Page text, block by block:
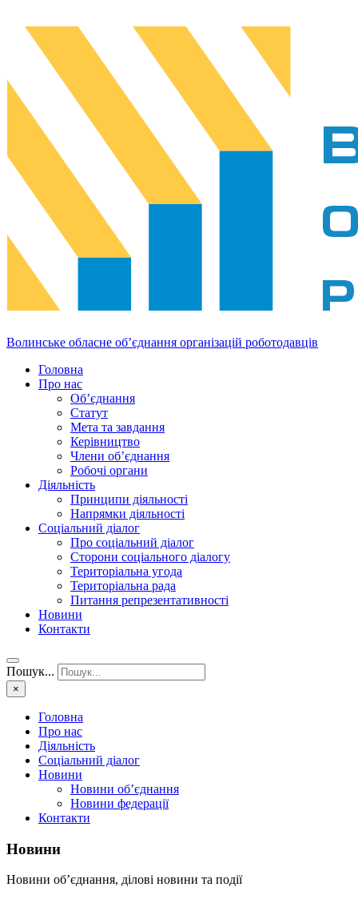
Волинське обласне об’єднання організацій роботодавців
Головна
Про нас
Об’єднання
Статут
Мета та завдання
Керівництво
Члени об’єднання
Робочі органи
Діяльність
Принципи діяльності
Напрямки діяльності
Соціальний діалог
Про соціальний діалог
Сторони соціального діалогу
Територіальна угода
Територіальна рада
Питання репрезентативності
Новини
Контакти
Пошук...
×
Головна
Про нас
Діяльність
Соціальний діалог
Новини
Новини об’єднання
Новини федерації
Контакти
Новини
Новини об’єднання, ділові новини та події